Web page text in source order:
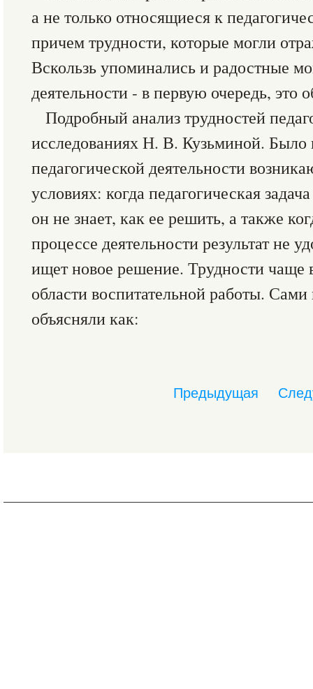
а не только относящиеся к
причем трудности, которые могли
Вскользь упоминались и радостные
деятельности - в первую очередь, это
Подробный анализ трудностей
исследованиях Н. В. Кузьминой. Было
педагогической деятельности
условиях: когда педагогическая
он не знает, как ее решить, а также
процессе деятельности результат не
ищет новое решение. Трудности чаще
области воспитательной работы. Сами
объясняли как:
Предыдущая